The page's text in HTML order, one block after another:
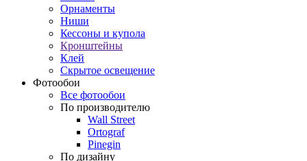
Орнаменты
Ниши
Кессоны и купола
Кронштейны
Клей
Скрытое освещение
Фотообои
Все фотообои
По производителю
Wall Street
Ortograf
Pinegin
По дизайну